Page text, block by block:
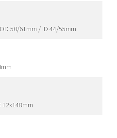
50/61mm / ID 44/55mm
12x148mm